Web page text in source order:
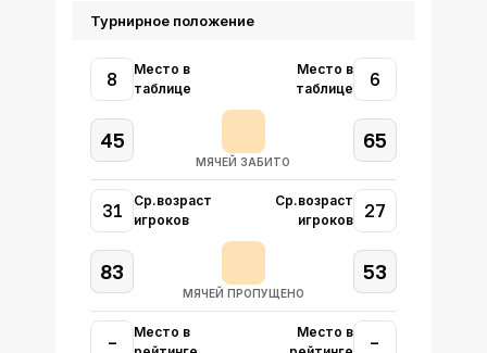
Турнирное положение
8
Место в
таблице
6
Место в
таблице
45
МЯЧЕЙ ЗАБИТО
65
31
Ср.возраст
игроков
27
Ср.возраст
игроков
83
МЯЧЕЙ ПРОПУЩЕНО
53
–
Место в
–
Место в